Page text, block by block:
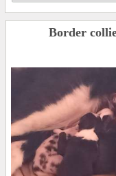
Border